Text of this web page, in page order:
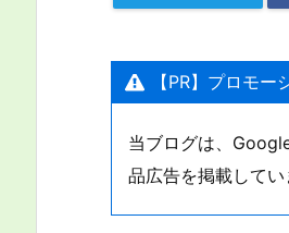
【PR】プロモー
当ブログは、
品広告を掲載してい